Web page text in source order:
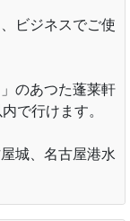
ビジネスでご使
のあつた蓬莱軒
で行けます。
城、名古屋港水